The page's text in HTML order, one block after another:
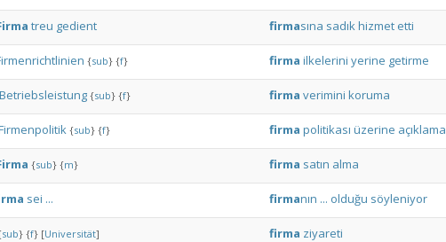
treu gedient firmasına sadıkhizmet etti
{sub} {f} firma ilkelerini yerine getirme
Betriebsleistung {sub} {f} firma verimini koruma
{sub} {f} firma politikası üzerine açıklama
{sub} {m} firma satın alma
sei ... firmanın ... olduğu söyleniyor
sub} {f}[Universität] firma ziyareti